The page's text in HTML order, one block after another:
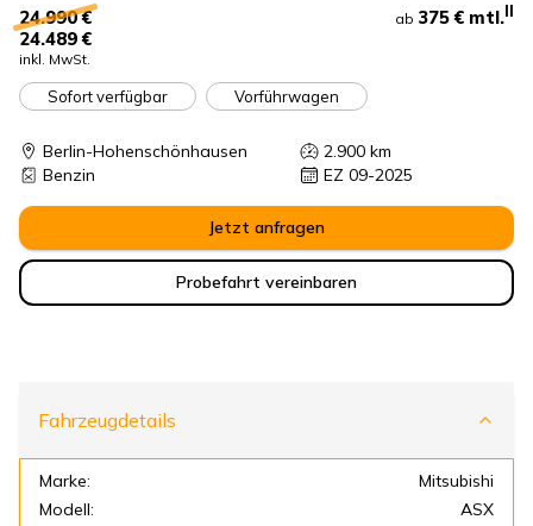
24.990 €
24.489 €
inkl. MwSt.
ab 375 € mtl.II
Sofort verfügbar Vorführwagen
Berlin-Hohenschönhausen 2.900km
Benzin
EZ 09-2025
Jetzt anfragen
Probefahrt vereinbaren
Fahrzeugdetails
Marke:
Mitsubishi
Modell:
ASX